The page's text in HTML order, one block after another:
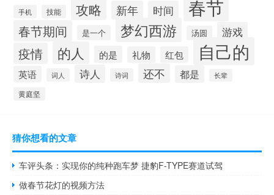
手机 技能 攻略 新年 时间 春节
春节期间 是一个 梦幻西游 汤圆 游戏
疫情 的人 的是 礼物 红包 自己的
英语 词人 诗人 诗词 还不 都是 长辈
黄庭坚
猜你想看的文章
车评头条：实现你的纯种跑车梦 捷豹F-TYPE赛道试驾
做春节花灯的视频方法